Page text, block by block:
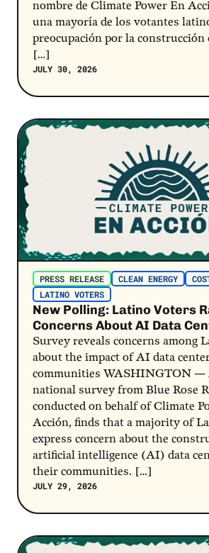
nombre de Climate Power En
una mayoría de los votantes
preocupación por la construcción
[…]
JULY 30, 2026
Post Link
PRESS RELEASE CLEAN ENERGY
LATINO VOTERS
New Polling: Latino Voters
Concerns About AI Data
Survey reveals concerns among
about the impact of AI data
communities WASHINGTON —
national survey from Blue Rose
conducted on behalf of Climate
Acción, finds that a majority of
express concern about the
artificial intelligence (AI) data
their communities. […]
JULY 29, 2026
Post Link